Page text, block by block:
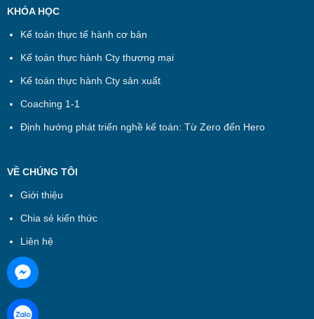
KHÓA HỌC
Kế toán thực tế hành cơ bản
Kế toán thực hành Cty thương mại
Kế toán thực hành Cty sản xuất
Coaching 1-1
Định hướng phát triển nghề kế toán: Từ Zero đến Hero
VỀ CHÚNG TÔI
Giới thiệu
Chia sẻ kiến thức
Liên hệ